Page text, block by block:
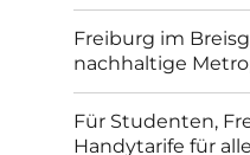
Freiburg im
nachhaltige
Für Studenten,
Handytarife für